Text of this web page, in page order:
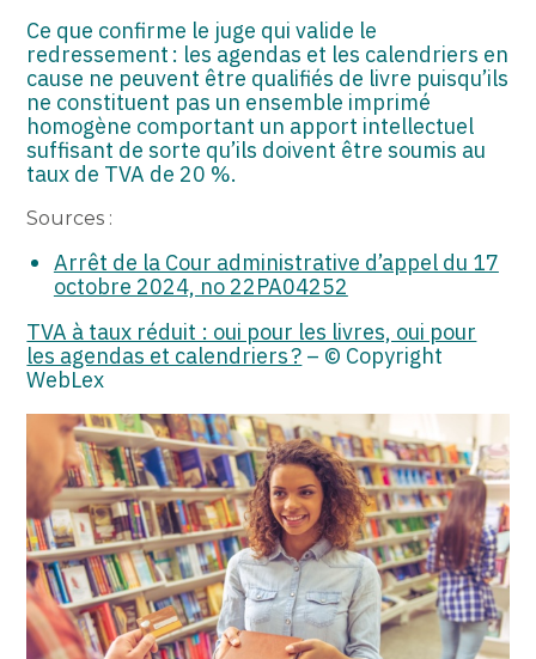
Ce que confirme le juge qui valide le
redressement : les agendas et les calendriers en
cause ne peuvent être qualifiés de livre puisqu’ils
ne constituent pas un ensemble imprimé
homogène comportant un apport intellectuel
suffisant de sorte qu’ils doivent être soumis au
taux de TVA de 20 %.
Sources :
Arrêt de la Cour administrative d’appel du 17
octobre 2024, no 22PA04252
TVA à taux réduit : oui pour les livres, oui pour
les agendas et calendriers ? – © Copyright
WebLex